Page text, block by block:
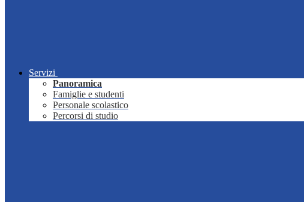
Servizi
Panoramica
Famiglie e studenti
Personale scolastico
Percorsi di studio